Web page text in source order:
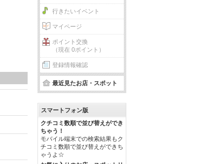
行きたいイベント
マイページ
ポイント交換
（現在 0ポイント）
登録情報確認
最近見たお店・スポット
スマートフォン版
クチコミ数順で並び替えができ
ちゃう！
モバイル端末での検索結果もク
チコミ数順で並び替えができち
ゃうよ☆